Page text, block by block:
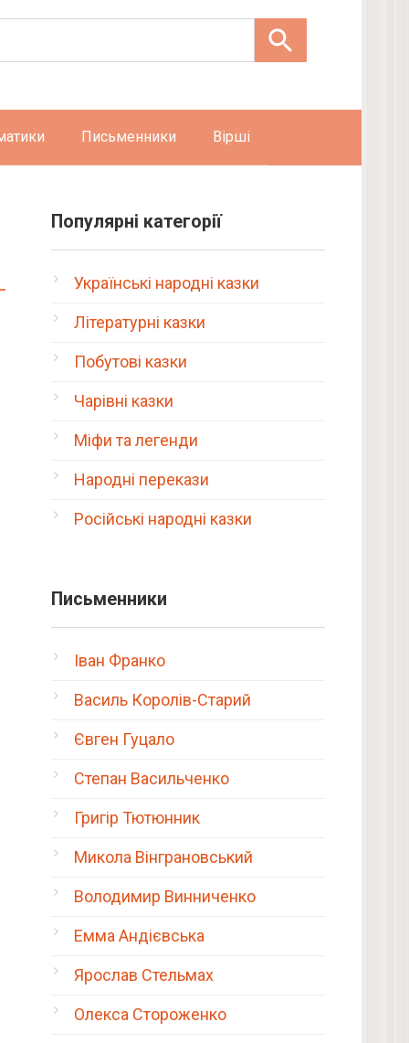
Письменники Вірші
Популярні категорії
Українські народні казки
Літературні казки
Побутові казки
Чарівні казки
Міфи та легенди
Народні перекази
Російські народні казки
Письменники
Іван Франко
Василь Королів-Старий
Євген Гуцало
Степан Васильченко
Григір Тютюнник
Микола Вінграновський
Володимир Винниченко
Емма Андієвська
Ярослав Стельмах
Олекса Стороженко